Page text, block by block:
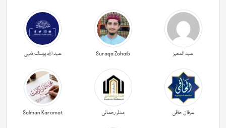
عبد المعیز Suraqa Zohaib عبد اللہ یوسف ذہبی
عرفان حافی مدثر رحمانی Salman Karamat